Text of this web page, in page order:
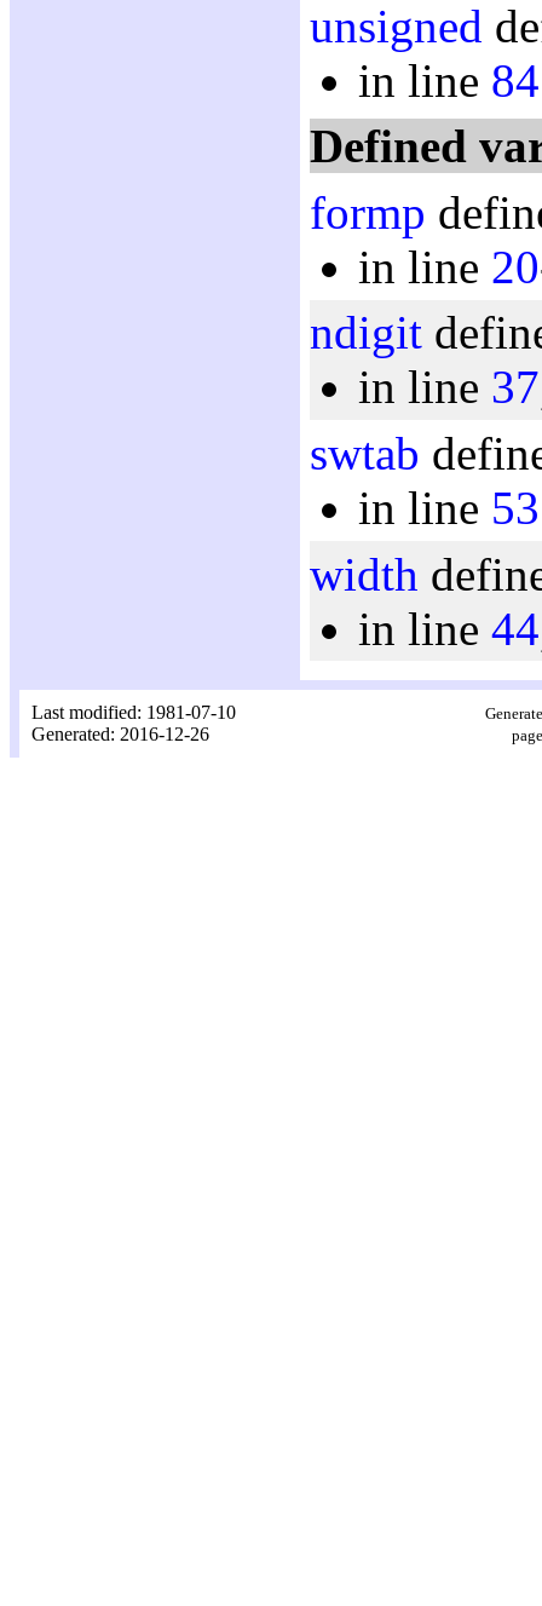
unsigned
in line 84
Defined
formp
in line 20
ndigit
in line 37
swtab
in line 53
width
in line 44
Last modified: 1981-07-10
Generated: 2016-12-26